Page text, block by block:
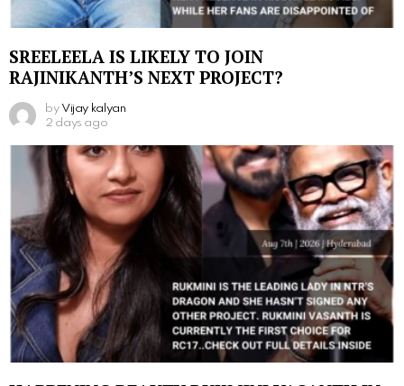
SREELEELA IS LIKELY TO JOIN
RAJINIKANTH’S NEXT PROJECT?
by Vijay kalyan
2 days ago